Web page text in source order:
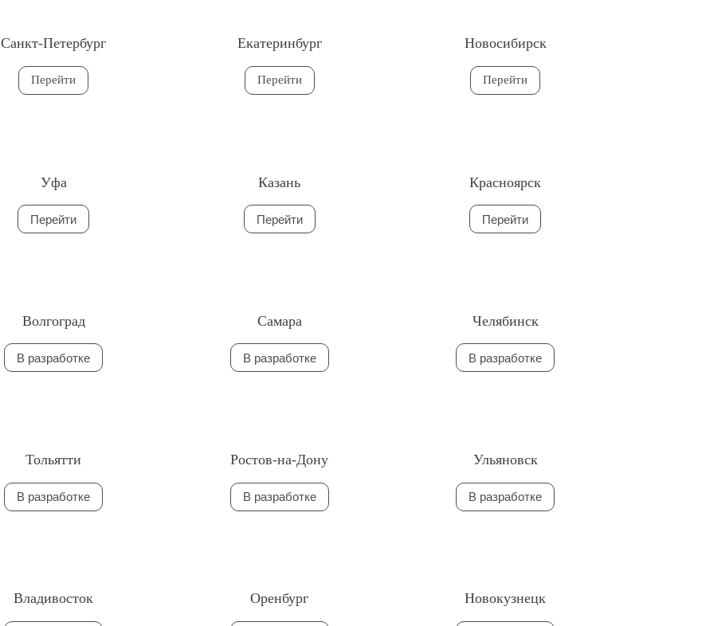
Санкт-Петербург
Перейти
Екатеринбург
Перейти
Новосибирск
Перейти
Уфа
Перейти
Казань
Перейти
Красноярск
Перейти
Волгоград
В разработке
Самара
В разработке
Челябинск
В разработке
Тольятти
В разработке
Ростов-на-Дону
В разработке
Ульяновск
В разработке
Владивосток Оренбург Новокузнецк